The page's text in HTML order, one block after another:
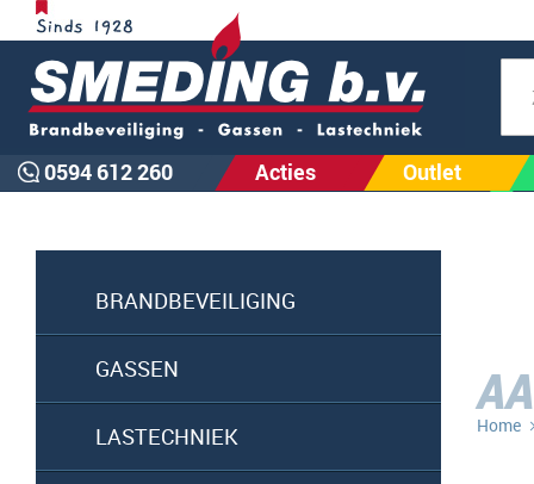
0594 612 260 Acties Outlet
Home
BRANDBEVEILIGING
GASSEN
LASTECHNIEK